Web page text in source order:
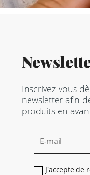
Inscrivez-vous
newsletter afin
produits en
J'accepte de